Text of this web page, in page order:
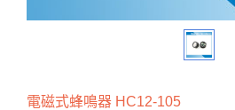
電磁式蜂鳴器 HC12-105